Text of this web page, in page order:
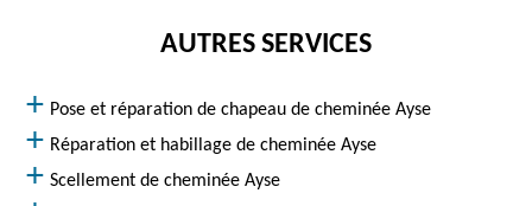
AUTRES SERVICES
Pose et réparation de chapeau de cheminée Ayse
Réparation et habillage de cheminée Ayse
Scellement de cheminée Ayse